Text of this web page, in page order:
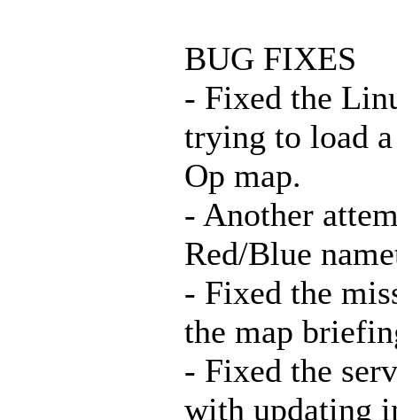
BUG FIXES
- Fixed the
trying to load
Op map.
- Another
Red/Blue
- Fixed the
the map
- Fixed the
with updating